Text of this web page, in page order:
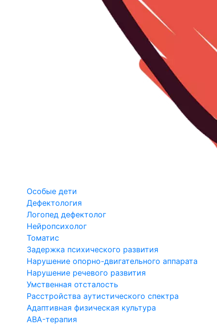
Особые дети
Дефектология
Логопед дефектолог
Нейропсихолог
Томатис
Задержка психического развития
Нарушение опорно-двигательного аппарата
Нарушение речевого развития
Умственная отсталость
Расстройства аутистического спектра
Адаптивная физическая культура
ABA-терапия